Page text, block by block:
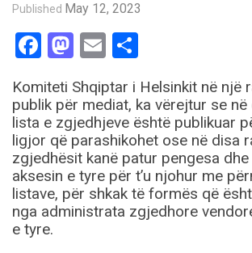
Published May 12, 2023
Facebook
Mastodon
Email
Komiteti Shqiptar i Helsinkit në një
publik për mediat, ka vërejtur se në
lista e zgjedhjeve është publikuar
ligjor që parashikohet ose në disa
zgjedhësit kanë patur pengesa
aksesin e tyre për t’u njohur me
listave, për shkak të formës që
nga administrata zgjedhore
e tyre.